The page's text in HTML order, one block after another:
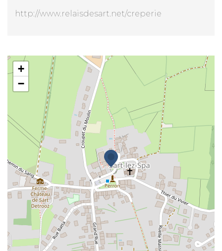
http://www.relaisdesart.net/creperie
La Crêperie
+
−